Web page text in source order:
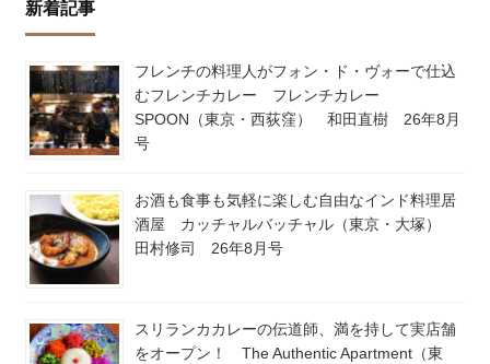
新着記事
フレンチの料理人がフォン・ド・ヴォーで仕込
むフレンチカレー フレンチカレー
SPOON（東京・西荻窪） 和田直樹 26年8月
号
お酒も食事も気軽に楽しむ自由なインド料理居
酒屋 カッチャルバッチャル（東京・大塚）
田村修司 26年8月号
スリランカカレーの伝道師、満を持して実店舗
をオープン！ The Authentic Apartment（東